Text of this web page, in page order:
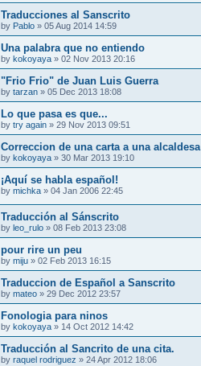
Traducciones al Sanscrito
by Pablo » 05 Aug 2014 14:59
Una palabra que no entiendo
by kokoyaya » 02 Nov 2013 20:16
"Frio Frio" de Juan Luis Guerra
by tarzan » 05 Dec 2013 18:08
Lo que pasa es que...
by try again » 29 Nov 2013 09:51
Correccion de una carta a una alcaldesa
by kokoyaya » 30 Mar 2013 19:10
¡Aquí se habla español!
by michka » 04 Jan 2006 22:45
Traducción al Sánscrito
by leo_rulo » 08 Feb 2013 23:08
pour rire un peu
by miju » 02 Feb 2013 16:15
Traduccion de Español a Sanscrito
by mateo » 29 Dec 2012 23:57
Fonologia para ninos
by kokoyaya » 14 Oct 2012 14:42
Traducción al Sancrito de una cita.
by raquel rodriguez » 24 Apr 2012 18:06